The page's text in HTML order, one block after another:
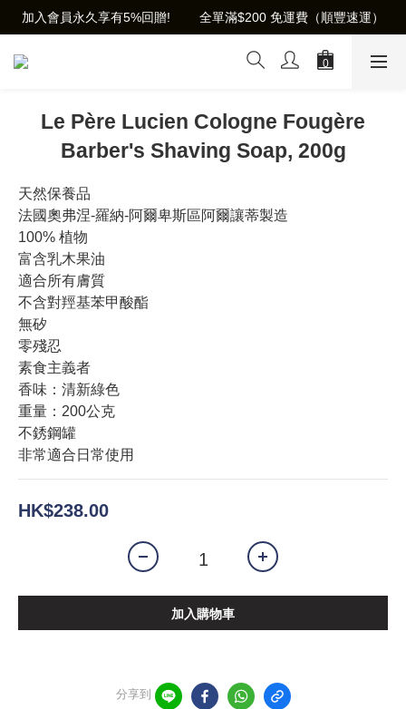
加入會員永久享有5%回贈!        全單滿$200 免運費（順豐速運）
Le Père Lucien Cologne Fougère
Barber's Shaving Soap, 200g
天然保養品
法國奧弗涅-羅納-阿爾卑斯區阿爾讓蒂製造
100% 植物
富含乳木果油
適合所有膚質
不含對羥基苯甲酸酯
無矽
零殘忍
素食主義者
香味：清新綠色
重量：200公克
不銹鋼罐
非常適合日常使用
HK$238.00
加入購物車
分享到